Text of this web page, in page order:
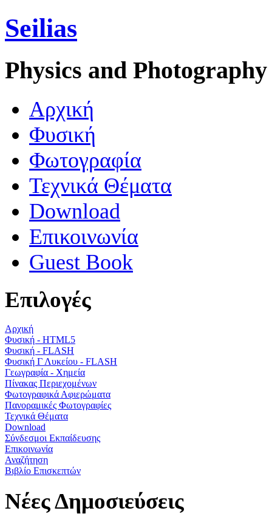
Seilias
Physics and Photography
Aρχική
Φυσική
Φωτογραφία
Τεχνικά Θέματα
Download
Επικοινωνία
Guest Book
Επιλογές
Αρχική
Φυσική - HTML5
Φυσική - FLASH
Φυσική Γ Λυκείου - FLASH
Γεωγραφία - Χημεία
Πίνακας Περιεχομένων
Φωτογραφικά Αφιερώματα
Πανοραμικές Φωτογραφίες
Τεχνικά Θέματα
Download
Σύνδεσμοι Εκπαίδευσης
Επικοινωνία
Αναζήτηση
Βιβλίο Επισκεπτών
Νέες Δημοσιεύσεις